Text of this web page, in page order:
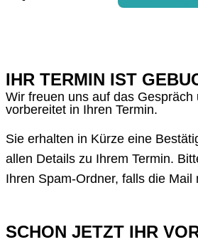
IHR TERMIN IST
Wir freuen uns auf das Gespräch
vorbereitet in Ihren Termin.
Sie erhalten in Kürze eine
allen Details zu Ihrem Termin.
Ihren Spam-Ordner, falls die Mail
SCHON JETZT IHR